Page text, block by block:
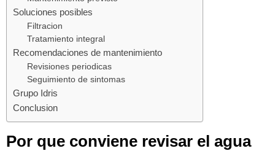
Soluciones posibles
Filtracion
Tratamiento integral
Recomendaciones de mantenimiento
Revisiones periodicas
Seguimiento de sintomas
Grupo Idris
Conclusion
Por que conviene revisar el agua